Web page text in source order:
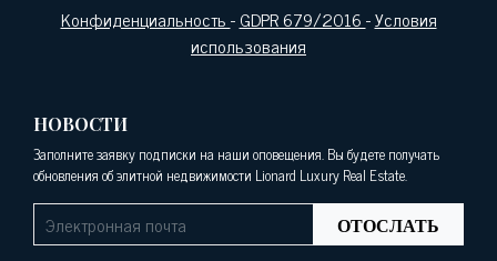
Конфиденциальность-GDPR 679/2016-Условия
использования
НОВОСТИ
Заполните заявку подписки на наши оповещения. Вы будете получать
обновления об элитной недвижимости Lionard Luxury Real Estate.
ОТОСЛАТЬ